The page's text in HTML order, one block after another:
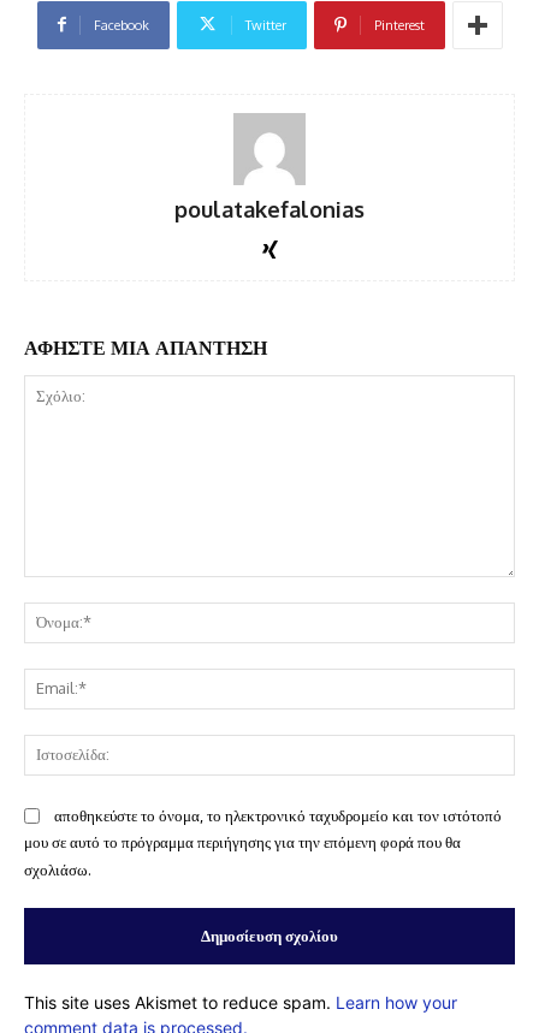
Facebook Twitter Pinterest
poulatakefalonias
ΑΦΗΣΤΕ ΜΙΑ ΑΠΑΝΤΗΣΗ
αποθηκεύστε το όνομα, το ηλεκτρονικό ταχυδρομείο και τον ιστότοπό
μου σε αυτό το πρόγραμμα περιήγησης για την επόμενη φορά που θα
σχολιάσω.
This site uses Akismet to reduce spam. Learn how your
comment data is processed.